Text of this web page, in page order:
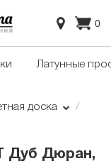
0
Латунные
доска
Дуб Дюран,